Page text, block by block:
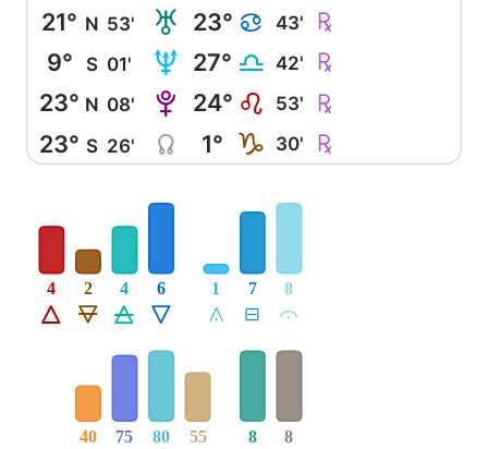
21° N 53' T 23° D 43' Ç
9° S 01' U 27° G 42' Ç
23° N 08' V 24° E 53' Ç
23° S 26' Y 1° J 30' Ç
Á
4
Ë
2
Ô
4
Ê
6
Å
1
É
7
Ă
8
40 75 80 55 8 8